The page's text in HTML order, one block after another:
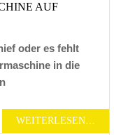
AUF
oder es fehlt
in die
WEITERLESEN…